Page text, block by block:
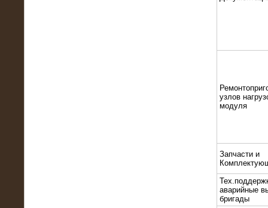
узлов
модуля
Запчасти и
аварийные
бригады